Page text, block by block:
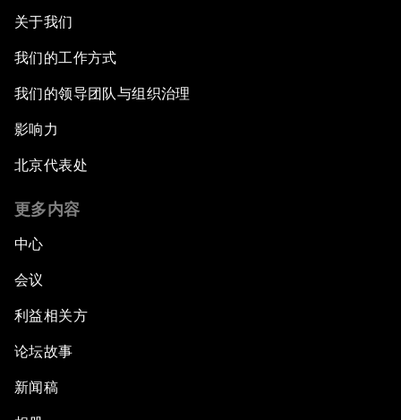
关于我们
我们的工作方式
我们的领导团队与组织治理
影响力
北京代表处
更多内容
中心
会议
利益相关方
论坛故事
新闻稿